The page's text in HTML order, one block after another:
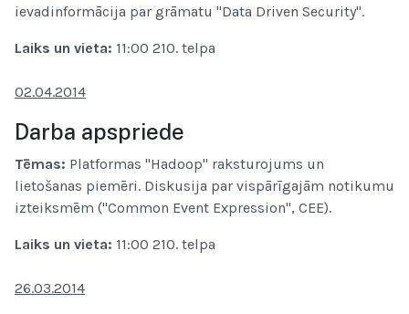
ievadinformācija par grāmatu "Data Driven Security".
Laiks un vieta: 11:00 210. telpa
02.04.2014
Darba apspriede
Tēmas: Platformas "Hadoop" raksturojums un
lietošanas piemēri. Diskusija par vispārīgajām notikumu
izteiksmēm ("Common Event Expression", CEE).
Laiks un vieta: 11:00 210. telpa
26.03.2014